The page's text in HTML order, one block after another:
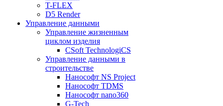
T-FLEX
D5 Render
Управление данными
Управление жизненным
циклом изделия
CSoft TechnologiCS
Управление данными в
строительстве
Нанософт NS Project
Нанософт TDMS
Нанософт nano360
G-Tech